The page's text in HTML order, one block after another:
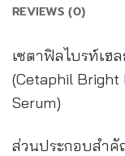
REVIEWS (0)
เซตาฟิลไบรท์เฮ
(Cetaphil Bright
Serum)
ส่วนประกอบสำคั